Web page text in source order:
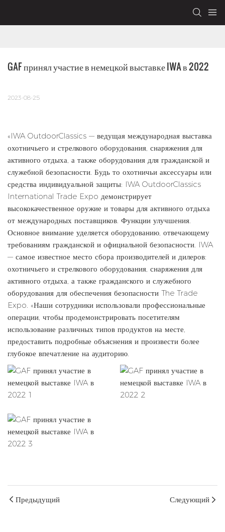
GAF принял участие в немецкой выставке IWA в 2022
2023-08-25
«IWA OutdoorClassics — ведущая международная выставка
охотничьего и стрелкового оборудования, снаряжения для
активного отдыха, а также оборудования для гражданской и
служебной безопасности. Будь то охотничьи аксессуары или
средства индивидуальной защиты: IWA OutdoorClassics
International Trade Expo демонстрирует
высококачественное оружие и товары для активного отдыха
от международных поставщиков. Функции улучшения.
Основное внимание уделяется оборудованию, отвечающему
требованиям гражданской и официальной безопасности. IWA
— самое известное место сбора производителей и дилеров:
охотничьего и стрелкового оборудования, снаряжения для
активного отдыха, а также гражданского и служебного
оборудования для обеспечения безопасности The Trade
Expo. «Наши сотрудники использовали профессиональные
операции, чтобы продемонстрировать посетителям
использование различных типов продуктов на месте,
предоставить подробные объяснения и произвести более
глубокое впечатление на аудиторию.
Предыдущий Следующий